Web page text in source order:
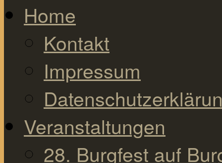
Home
Kontakt
Impressum
Veranstaltungen
28. Burgfest auf